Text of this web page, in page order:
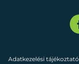
Adatkezelési tájékoztató